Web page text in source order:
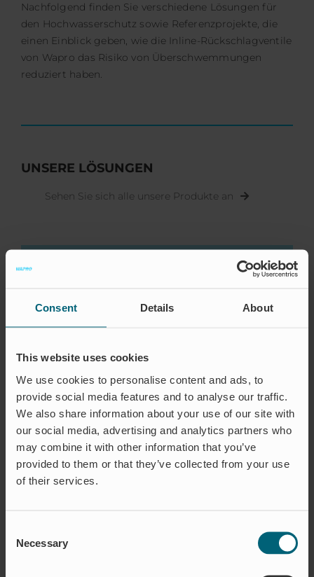
Consent Details About
This website uses cookies
We use cookies to personalise content and ads, to
provide social media features and to analyse our traffic.
We also share information about your use of our site with
our social media, advertising and analytics partners who
may combine it with other information that you’ve
provided to them or that they’ve collected from your use
of their services.
Selection
Necessary
Nachfolgend finden Sie verschiedene Lösungen für
den Hochwasserschutz sowie Referenzprojekte, die
einen Einblick geben, wie die Inline-Rückschlagventile
von Wapro das Risiko von Überschwemmungen
reduziert haben.
UNSERE LÖSUNGEN
Sehen Sie sich alle unsere Produkte an